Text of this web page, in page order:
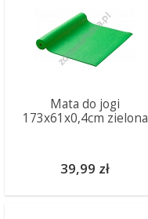
Mata do jogi
173x61x0,4cm zielona
39,99 zł